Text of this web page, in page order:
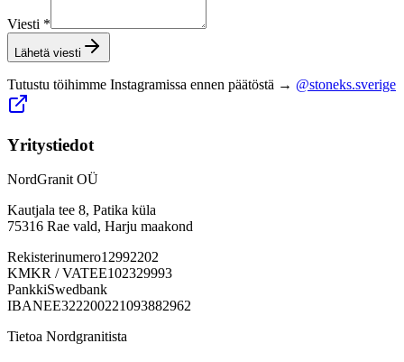
Viesti *
Lähetä viesti
Tutustu töihimme Instagramissa ennen päätöstä → @stoneks.sverige
Yritystiedot
NordGranit OÜ
Kautjala tee 8, Patika küla
75316 Rae vald, Harju maakond
Rekisterinumero12992202
KMKR / VATEE102329993
PankkiSwedbank
IBANEE322200221093882962
Tietoa Nordgranitista